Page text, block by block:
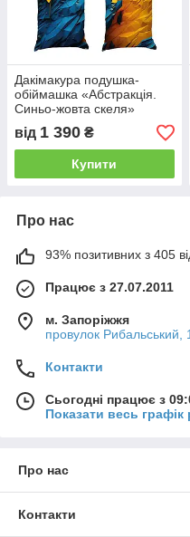
Дакімакура подушка-
обіймашка «Абстракція.
Синьо-жовта скеля»
від 1 390 ₴
Купити
Про нас
93% позитивних з 405
Працює з 27.07.2011
м. Запоріжжя
провулок Рибальський,
Контакти
Сьогодні працює з
Показати весь графік
Про нас
Контакти